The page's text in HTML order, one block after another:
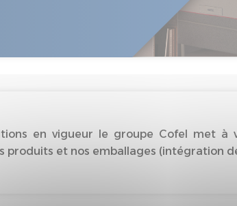
en vigueur le groupe Cofel met
produits et nos emballages (intégration